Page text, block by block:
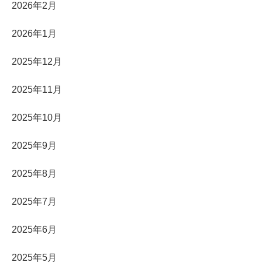
2026年2月
2026年1月
2025年12月
2025年11月
2025年10月
2025年9月
2025年8月
2025年7月
2025年6月
2025年5月